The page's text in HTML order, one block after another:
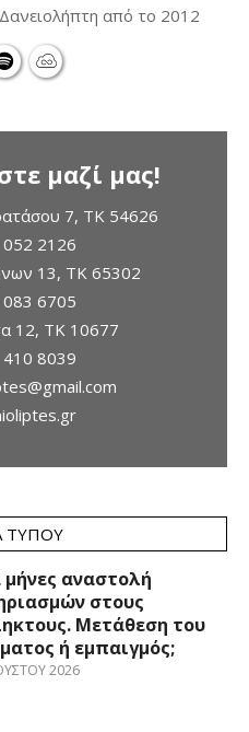
από το 2012
μαζί μας!
7, TK 54626
2126
13, ΤΚ 65302
6705
12, ΤΚ 10677
8039
ΤΎΠΟΥ
αναστολή
στους
Μετάθεση του
ή εμπαιγμός;
2026